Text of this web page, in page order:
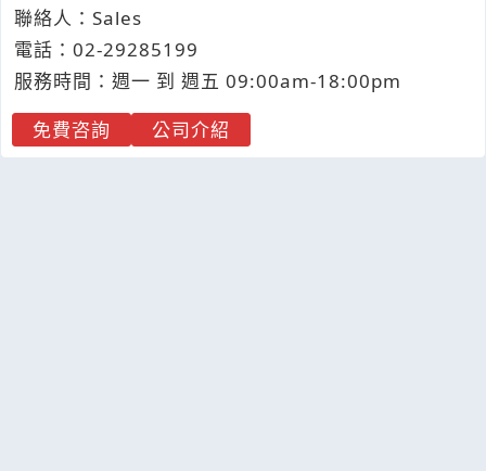
聯絡人：Sales
電話： 02-29285199
服務時間：週一 到 週五 09:00am-18:00pm
免費咨詢
公司介紹